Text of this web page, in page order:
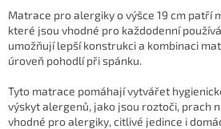
l
á
d
í
p
r
Matrace pro alergiky o výšce 19 cm patří
které jsou vhodné pro každodenní
umožňují lepší konstrukci a kombinaci
úroveň pohodlí při spánku.
Tyto matrace pomáhají vytvářet
výskyt alergenů, jako jsou roztoči, prach
vhodné pro alergiky, citlivé jedince i